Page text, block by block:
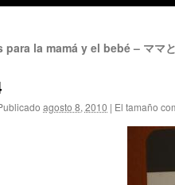
para la mamá y el bebé – ママ
agosto 8, 2010 | El tamaño